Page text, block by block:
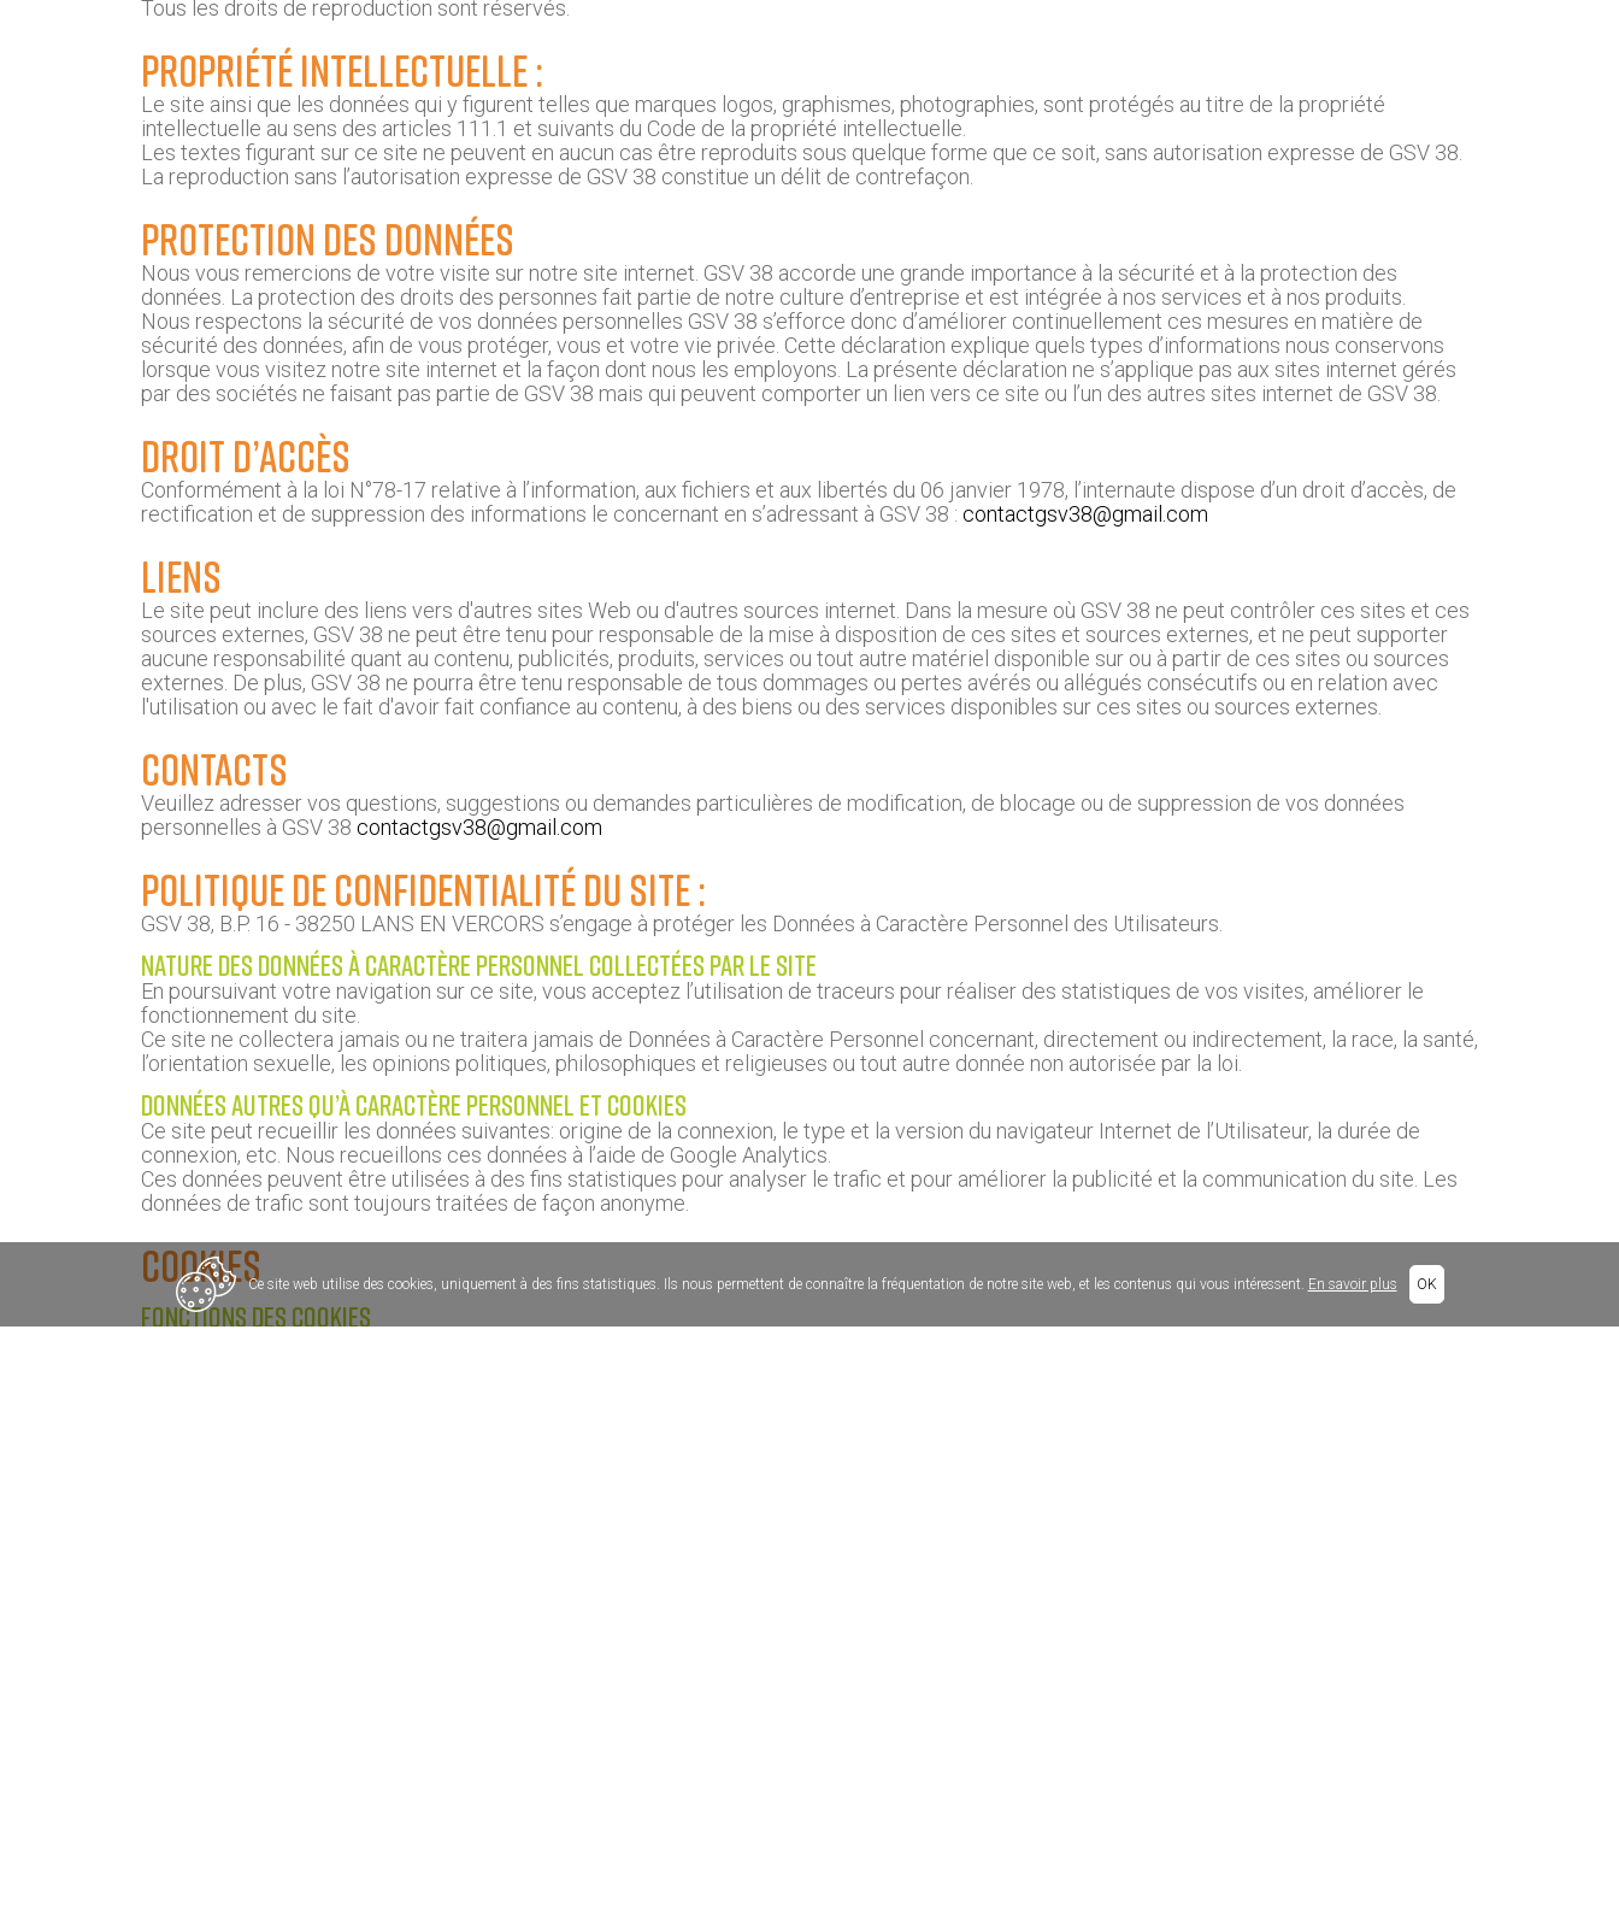
Tous les droits de reproduction sont réservés.
Propriété intellectuelle :
Le site ainsi que les données qui y figurent telles que marques logos, graphismes, photographies, sont protégés au titre de la propriété
intellectuelle au sens des articles 111.1 et suivants du Code de la propriété intellectuelle.
Les textes figurant sur ce site ne peuvent en aucun cas être reproduits sous quelque forme que ce soit, sans autorisation expresse de GSV 38.
La reproduction sans l’autorisation expresse de GSV 38 constitue un délit de contrefaçon.
Protection des données
Nous vous remercions de votre visite sur notre site internet. GSV 38 accorde une grande importance à la sécurité et à la protection des
données. La protection des droits des personnes fait partie de notre culture d’entreprise et est intégrée à nos services et à nos produits.
Nous respectons la sécurité de vos données personnelles GSV 38 s’efforce donc d’améliorer continuellement ces mesures en matière de
sécurité des données, afin de vous protéger, vous et votre vie privée. Cette déclaration explique quels types d’informations nous conservons
lorsque vous visitez notre site internet et la façon dont nous les employons. La présente déclaration ne s’applique pas aux sites internet gérés
par des sociétés ne faisant pas partie de GSV 38 mais qui peuvent comporter un lien vers ce site ou l’un des autres sites internet de GSV 38.
Droit d’accès
Conformément à la loi N°78-17 relative à l’information, aux fichiers et aux libertés du 06 janvier 1978, l’internaute dispose d’un droit d’accès, de
rectification et de suppression des informations le concernant en s’adressant à GSV 38 : contactgsv38@gmail.com
Liens
Le site peut inclure des liens vers d'autres sites Web ou d'autres sources internet. Dans la mesure où GSV 38 ne peut contrôler ces sites et ces
sources externes, GSV 38 ne peut être tenu pour responsable de la mise à disposition de ces sites et sources externes, et ne peut supporter
aucune responsabilité quant au contenu, publicités, produits, services ou tout autre matériel disponible sur ou à partir de ces sites ou sources
externes. De plus, GSV 38 ne pourra être tenu responsable de tous dommages ou pertes avérés ou allégués consécutifs ou en relation avec
l'utilisation ou avec le fait d'avoir fait confiance au contenu, à des biens ou des services disponibles sur ces sites ou sources externes.
Contacts
Veuillez adresser vos questions, suggestions ou demandes particulières de modification, de blocage ou de suppression de vos données
personnelles à GSV 38 contactgsv38@gmail.com
Politique de confidentialité du site :
GSV 38, B.P. 16 - 38250 LANS EN VERCORS s’engage à protéger les Données à Caractère Personnel des Utilisateurs.
Nature des Données à Caractère Personnel collectées par le site
En poursuivant votre navigation sur ce site, vous acceptez l’utilisation de traceurs pour réaliser des statistiques de vos visites, améliorer le
fonctionnement du site.
Ce site ne collectera jamais ou ne traitera jamais de Données à Caractère Personnel concernant, directement ou indirectement, la race, la santé,
l’orientation sexuelle, les opinions politiques, philosophiques et religieuses ou tout autre donnée non autorisée par la loi.
Données autres qu’à Caractère Personnel et cookies
Ce site peut recueillir les données suivantes: origine de la connexion, le type et la version du navigateur Internet de l’Utilisateur, la durée de
connexion, etc. Nous recueillons ces données à l’aide de Google Analytics.
Ces données peuvent être utilisées à des fins statistiques pour analyser le trafic et pour améliorer la publicité et la communication du site. Les
données de trafic sont toujours traitées de façon anonyme.
COOKIES
FONCTIONS DES COOKIES
Ce site web utilise des cookies, uniquement à des fins statistiques. Ils nous permettent de connaître la fréquentation de notre site web, et les contenus qui vous intéressent. En savoir plus OK